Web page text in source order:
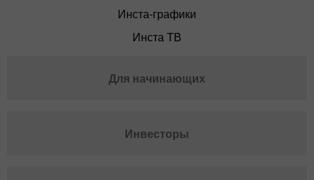
Инста-графики
Инста ТВ
Для начинающих
Инвесторы